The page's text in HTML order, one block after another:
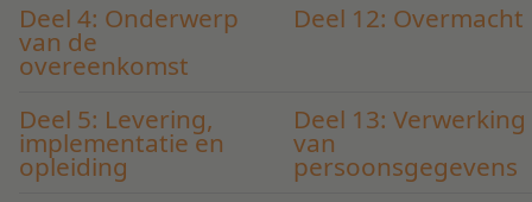
Deel 4: Onderwerp
van de
overeenkomst
Deel 12: Overmacht
Deel 5: Levering,
implementatie en
opleiding
Deel 13: Verwerking
van
persoonsgegevens